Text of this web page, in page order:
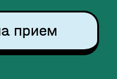
прием